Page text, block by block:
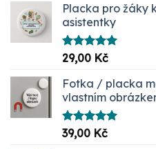
Placka pro žáky
asistentky
Hodnocení
5.00
29,00 Kč
Fotka / placka
vlastním
Hodnocení
5.00
39,00 Kč